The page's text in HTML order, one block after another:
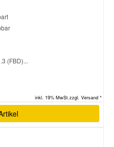
(FBD)...
inkl. 19% MwSt.zzgl. Versand *